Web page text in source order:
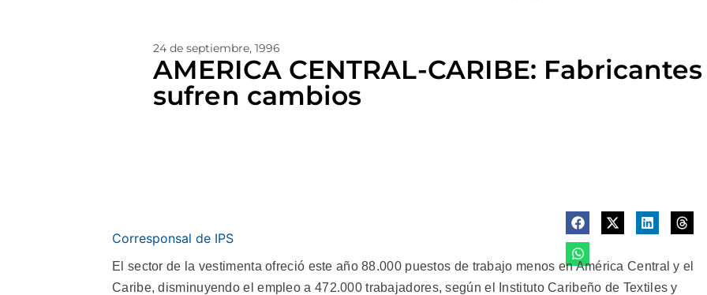
24 de septiembre, 1996
AMERICA CENTRAL-CARIBE:
sufren cambios
Corresponsal de IPS
El sector de la vestimenta ofreció este año 88.000 puestos de trabajo menos en América Central y el
Caribe, disminuyendo el empleo a 472.000 trabajadores, según el Instituto Caribeño de Textiles y